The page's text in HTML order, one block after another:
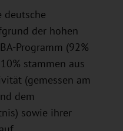
deutsche
der hohen
Programm (92%
stammen aus
(gemessen am
dem
sowie ihrer